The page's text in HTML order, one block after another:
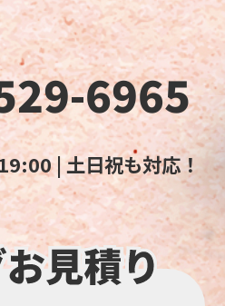
6965
| 土日祝も対応！